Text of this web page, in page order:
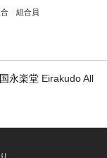
合 組合員
永楽堂 Eirakudo All